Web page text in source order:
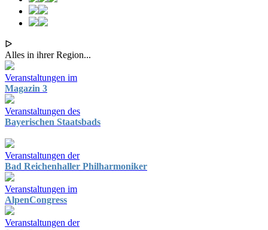
ᐅ
Alles in ihrer Region...
Veranstaltungen im
Magazin 3
Veranstaltungen des
Bayerischen Staatsbads
Veranstaltungen der
Bad Reichenhaller Philharmoniker
Veranstaltungen im
AlpenCongress
Veranstaltungen der